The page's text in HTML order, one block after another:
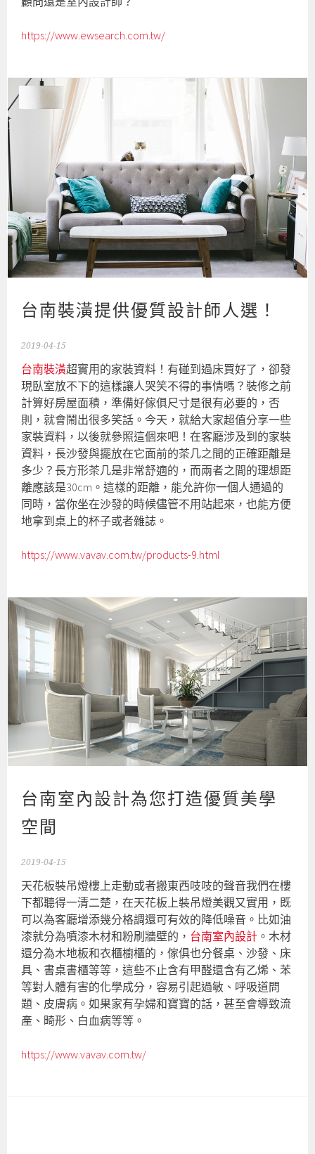
https://www.ewsearch.com.tw/
台南裝潢提供優質設計師人選！
2019-04-15
台南裝潢超實用的家裝資料！有碰到過床買好了，卻發
現臥室放不下的這樣讓人哭笑不得的事情嗎？裝修之前
計算好房屋面積，準備好傢俱尺寸是很有必要的，否
則，就會鬧出很多笑話。今天，就給大家超值分享一些
家裝資料，以後就參照這個來吧！在客廳涉及到的家裝
資料，長沙發與擺放在它面前的茶几之間的正確距離是
多少？長方形茶几是非常舒適的，而兩者之間的理想距
離應該是30cm。這樣的距離，能允許你一個人通過的
同時，當你坐在沙發的時候儘管不用站起來，也能方便
地拿到桌上的杯子或者雜誌。
https://www.vavav.com.tw/products-9.html
台南室內設計為您打造優質美學
空間
2019-04-15
天花板裝吊燈樓上走動或者搬東西吱吱的聲音我們在樓
下都聽得一清二楚，在天花板上裝吊燈美觀又實用，既
可以為客廳增添幾分格調還可有效的降低噪音。比如油
漆就分為噴漆木材和粉刷牆壁的， 台南室內設計 。木材
還分為木地板和衣櫃櫥櫃的，傢俱也分餐桌、沙發、床
具、書桌書櫃等等，這些不止含有甲醛還含有乙烯、苯
等對人體有害的化學成分，容易引起過敏、呼吸道問
題、皮膚病。如果家有孕婦和寶寶的話，甚至會導致流
產、畸形、白血病等等。
https://www.vavav.com.tw/